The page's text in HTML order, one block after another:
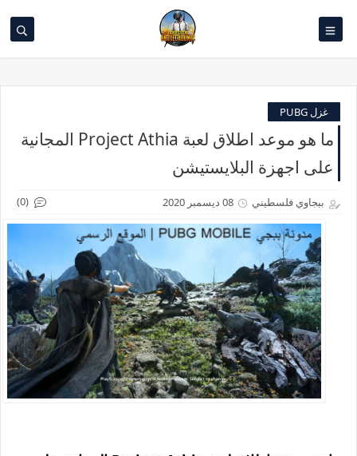
غزل PUBG
ما هو موعد اطلاق لعبة Project Athia المجانية
على اجهزة البلايستيشن
ببجاوي فلسطيني 08 ديسمبر 2020 (0)